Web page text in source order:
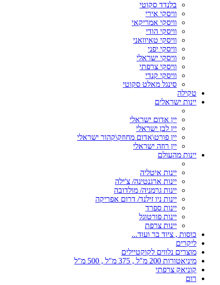
בלנדד סקוטי
וויסקי אירי
וויסקי אמריקאי
וויסקי הודי
וויסקי טאיוואני
וויסקי יפני
וויסקי ישראלי
וויסקי צרפתי
וויסקי קנדי
סינגל מאלט סקוטי
טקילה
יינות ישראלים
יין אדום ישראלי
יין לבן ישראלי
יין פורט\אדום מחוזק\קהור ישראלי
יין רוזה ישראלי
יינות מהעולם
יינות איטליה
יינות ארגנטינה/ צ'ילה
יינות גרמניה/ מולדובה
יינות ניו זילנד/ דרום אפריקה
יינות ספרד
יינות פורטוגל
יינות צרפת
כוסות , ציוד בר ועוד...
ליקרים
מוצרים נלווים לקוקטיילים
מיניאטורות 200 מ"ל , 375 מ"ל , 500 מ"ל
קוניאק צרפתי
רום